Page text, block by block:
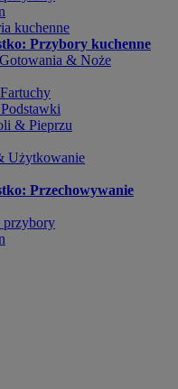
kuchenne
Przybory kuchenne
& Noże
& Pieprzu
Użytkowanie
Przechowywanie
przybory